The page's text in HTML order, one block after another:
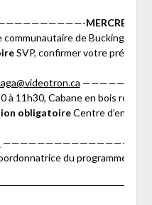
MERCREDI,
de Buckingham,
SVP, confirmer votre
à 11h30, Cabane en bois rond
obligatoireCentre
du programme de